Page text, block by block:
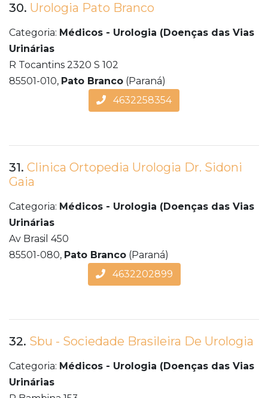
30. Urologia Pato Branco
Categoria: Médicos - Urologia (Doenças das Vias
Urinárias
R Tocantins 2320 S 102
85501-010, Pato Branco (Paraná)
4632258354
31. Clinica Ortopedia Urologia Dr. Sidoni
Gaia
Categoria: Médicos - Urologia (Doenças das Vias
Urinárias
Av Brasil 450
85501-080, Pato Branco (Paraná)
4632202899
32. Sbu - Sociedade Brasileira De Urologia
Categoria: Médicos - Urologia (Doenças das Vias
Urinárias